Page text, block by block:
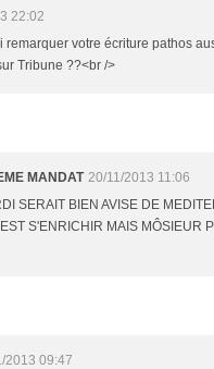
22:02
remarquer votre écriture pathos
Tribune ??<br />
MANDAT 20/11/2013 11:06
SERAIT BIEN AVISE DE
S'ENRICHIR MAIS MÔSIEUR
2013 09:47